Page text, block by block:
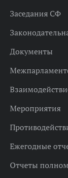
Заседания СФ
Документы
Мероприятия
Ежегодные
Отчеты